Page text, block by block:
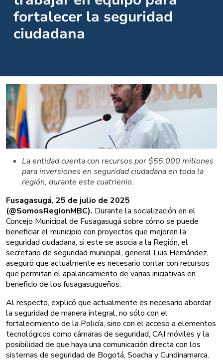
fortalecer la seguridad
ciudadana
La entidad cuenta con recursos por $55.000 millones
para inversiones en seguridad ciudadana en toda la
región, durante este cuatrienio.
Fusagasugá, 25 de julio de 2025
(@SomosRegionMBC). Durante la socialización en el
Concejo Municipal de Fusagasugá sobre cómo se puede
beneficiar el municipio con proyectos que mejoren la
seguridad ciudadana, si este se asocia a la Región, el
secretario de seguridad municipal, general Luis Hernández,
aseguró que actualmente es necesario contar con recursos
que permitan el apalancamiento de varias iniciativas en
beneficio de los fusagasugueños.
Al respecto, explicó que actualmente es necesario abordar
la seguridad de manera integral, no sólo con el
fortalecimiento de la Policía, sino con el acceso a elementos
tecnológicos como cámaras de seguridad, CAI móviles y la
posibilidad de que haya una comunicación directa con los
sistemas de seguridad de Bogotá, Soacha y Cundinamarca.